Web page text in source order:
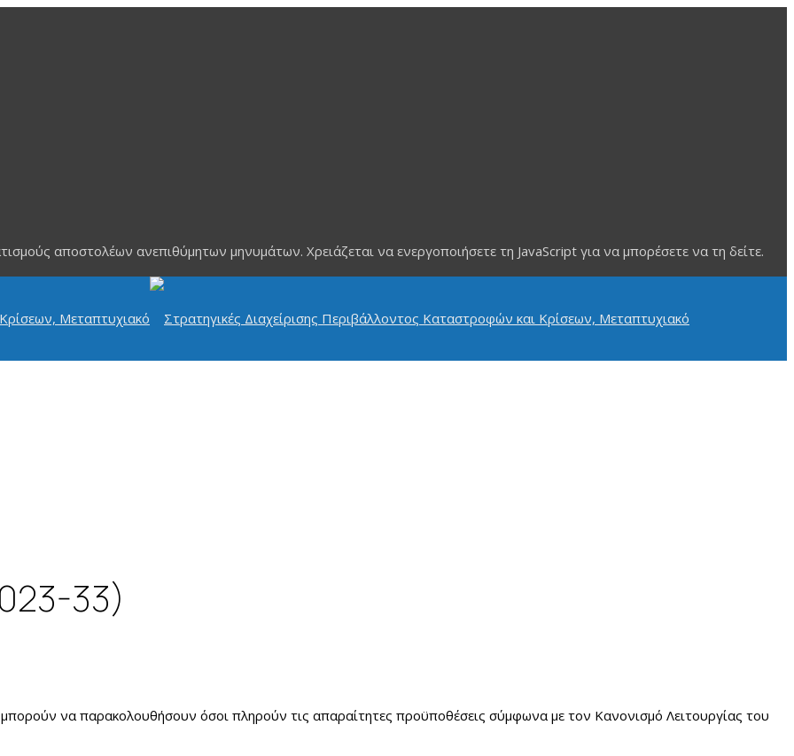
αποστολέων ανεπιθύμητων μηνυμάτων. Χρειάζεται να ενεργοποιήσετε τη JavaScript για να μπορέσετε να τη δείτε.
33)
να παρακολουθήσουν όσοι πληρούν τις απαραίτητες προϋποθέσεις σύμφωνα με τον Κανονισμό Λειτουργίας του